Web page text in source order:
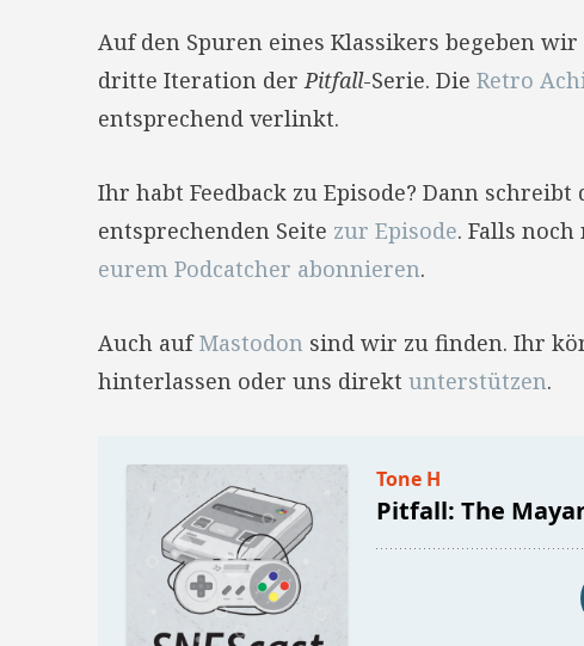
Auf den Spuren eines Klassikers begeben
dritte Iteration derPitfall-Serie. Die Retro
entsprechend verlinkt.
Ihr habt Feedback zu Episode? Dann
entsprechenden Seite zur Episode. Falls
eurem Podcatcher abonnieren.
Auch aufMastodon sind wir zu finden. Ihr
hinterlassen oder uns direkt unterstützen.